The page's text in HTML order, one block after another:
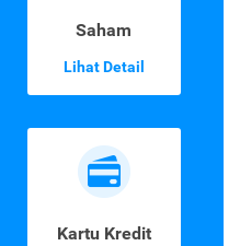
Saham
Lihat Detail
Kartu Kredit